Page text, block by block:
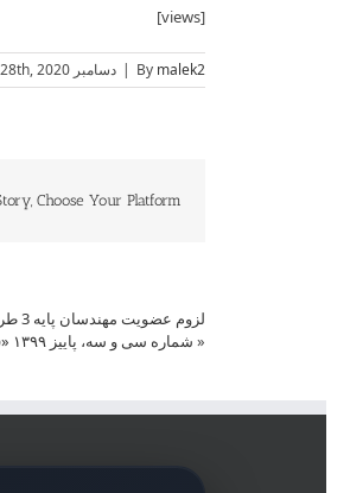
[views]
By malek2
| دسامبر 28th, 2020
Choose Your Platform!
لزوم عضویت مهندسان پایه 3 طراح رشته برق و مکانیک در دفاتر طراحی
« شماره سی و سه، پاییز ۱۳۹۹ «فصلنامه سرا» به صورت دیجیتال منتشر شد